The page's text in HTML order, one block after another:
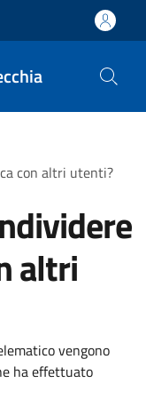
con altri utenti?
altri
vengono
ha effettuato